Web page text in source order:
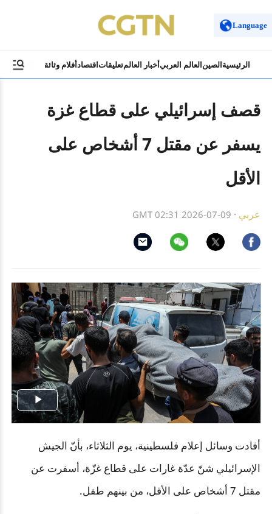
Language
الرئيسية الصين العالم العربيأخبار العالمتعليقات اقتصادأفلام وثائقية ثقافة
قصف إسرائيلي على قطاع غزة
يسفر عن مقتل 7 أشخاص على
الأقل
عربي ·
GMT 02:31 2026-07-09
Play
أفادت وسائل إعلام فلسطينية، يوم الثلاثاء، بأنّ الجيش
الإسرائيلي شنّ عدّة غارات على قطاع غزّة، أسفرت عن
مقتل 7 أشخاص على الأقل، من بينهم طفل
.